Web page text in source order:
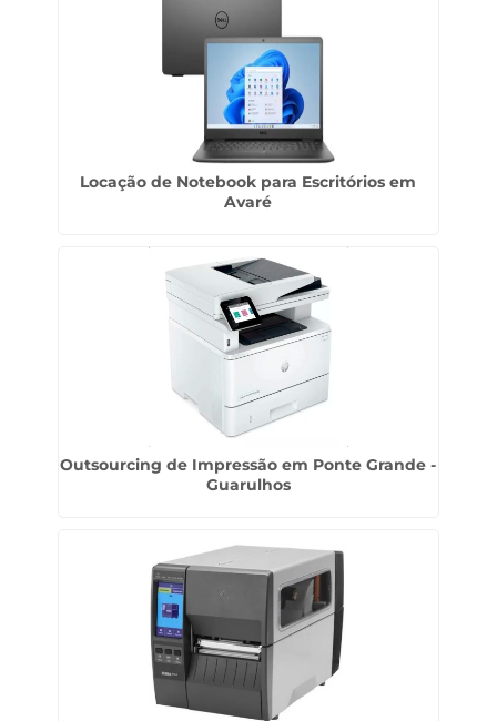
Locação de Notebook para Escritórios em
Avaré
Outsourcing de Impressão em Ponte Grande -
Guarulhos